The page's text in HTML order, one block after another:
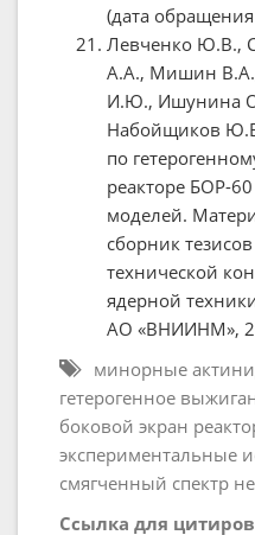
(дата
Левченко Ю.В.,
А.А., Мишин
И.Ю., Ишунина
Набойщиков
по
реакторе БОР-
моделей.
сборник
технической
ядерной
АО «ВНИИНМ»,
минорные
гетерогенное
боковой экран
экспериментальные
смягченный спектр
Ссылка для